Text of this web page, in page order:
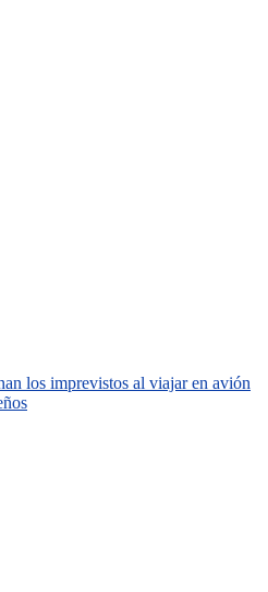
los imprevistos al viajar en avión